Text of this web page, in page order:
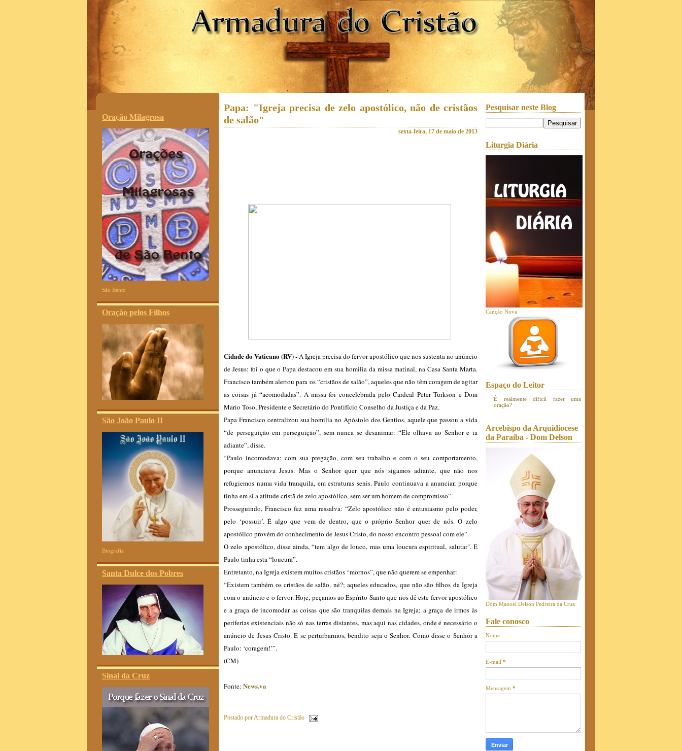
.
Oração Milagrosa
São Bento
Oração pelos Filhos
São João Paulo II
Biografia
Santa Dulce dos Pobres
Sinal da Cruz
Papa: "Igreja precisa de zelo apostólico, não de cristãos
de salão"
sexta-feira, 17 de maio de 2013
Cidade do Vaticano (RV) -A Igreja precisa do fervor apostólico que nos sustenta no anúncio
de Jesus: foi o que o Papa destacou em sua homilia da missa matinal, na Casa Santa Marta.
Francisco também alertou para os “cristãos de salão”, aqueles que não têm coragem de agitar
as coisas já “acomodadas”. A missa foi concelebrada pelo Cardeal Peter Turkson e Dom
Mario Toso, Presidente e Secretário do Pontifício Conselho da Justiça e da Paz.
Papa Francisco centralizou sua homilia no Apóstolo dos Gentios, aquele que passou a vida
“de perseguição em perseguição”, sem nunca se desanimar: “Ele olhava ao Senhor e ia
adiante”, disse.
“Paulo incomodava: com sua pregação, com seu trabalho e com o seu comportamento,
porque anunciava Jesus. Mas o Senhor quer que nós sigamos adiante, que não nos
refugiemos numa vida tranquila, em estruturas senis. Paulo continuava a anunciar, porque
tinha em si a atitude cristã de zelo apostólico, sem ser um homem de compromisso”.
Prosseguindo, Francisco fez uma ressalva: “Zelo apostólico não é entusiasmo pelo poder,
pelo ‘possuir’. É algo que vem de dentro, que o próprio Senhor quer de nós. O zelo
apostólico provém do conhecimento de Jesus Cristo, do nosso encontro pessoal com ele”.
O zelo apostólico, disse ainda, “tem algo de louco, mas uma loucura espiritual, salutar". E
Paulo tinha esta “loucura”.
Entretanto, na Igreja existem muitos cristãos “mornos”, que não querem se empenhar:
“Existem também os cristãos de salão, né?; aqueles educados, que não são filhos da Igreja
com o anúncio e o fervor. Hoje, peçamos ao Espírito Santo que nos dê este fervor apostólico
e a graça de incomodar as coisas que são tranquilas demais na Igreja; a graça de irmos às
periferias existenciais não só nas terras distantes, mas aqui nas cidades, onde é necessário o
anúncio de Jesus Cristo. E se perturbarmos, bendito seja o Senhor. Como disse o Senhor a
Paulo: ‘coragem!’”.
(CM)
Fonte: News.va
Postado porArmadura do Cristão
Pesquisar neste Blog
Liturgia Diária
Canção Nova
Espaço do Leitor
É realmente difícil fazer uma
oração?
Arcebispo da Arquidiocese
da Paraíba - Dom Delson
Dom Manoel Delson Pedreira da Cruz
Fale conosco
Nome
E-mail *
Mensagem *